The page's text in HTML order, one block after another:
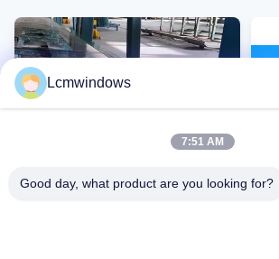
Lcmwindows
7:51 AM
Good day, what product are you looking for?